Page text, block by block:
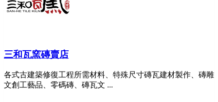
三和瓦窯磚賣店
各式古建築修復工程所需材料、特殊尺寸磚瓦建材製作、磚雕
文創工藝品、零碼磚、磚瓦文 ...